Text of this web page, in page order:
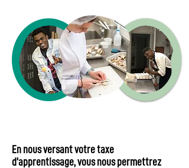
En nous versant votre taxe
d'apprentissage, vous nous permettrez